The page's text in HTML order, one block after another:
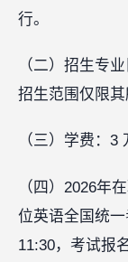
行。
（二）招生专
招生范围仅限其
（三）学费：3
（四）2026年
位英语全国统
11:30，考试报